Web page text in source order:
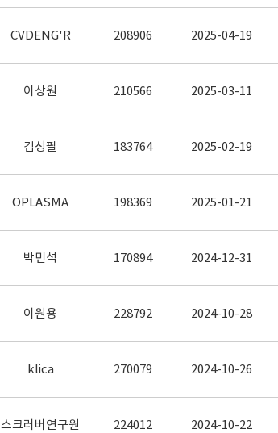
CVDENG'R 208906 2025-04-19
이상원 210566 2025-03-11
김성필 183764 2025-02-19
OPLASMA 198369 2025-01-21
박민석 170894 2024-12-31
이원용 228792 2024-10-28
klica 270079 2024-10-26
스크러버연구원 224012 2024-10-22